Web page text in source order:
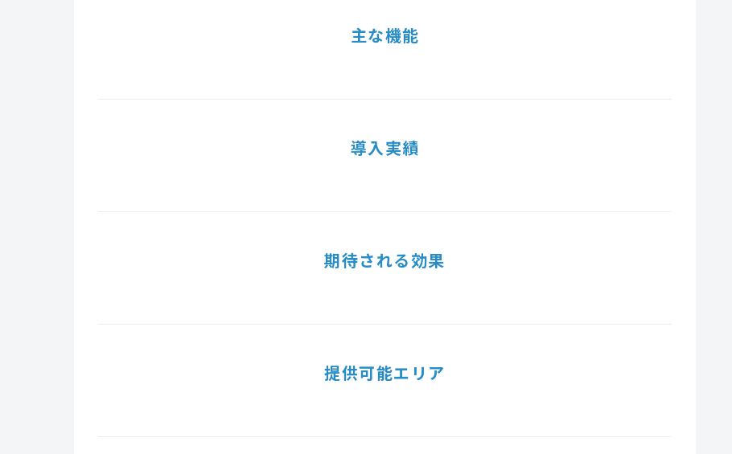
主な機能
導入実績
期待される効果
提供可能エリア